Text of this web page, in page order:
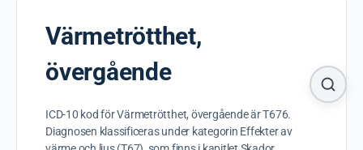
Värmetrötthet,
övergående
ICD-10 kod för Värmetrötthet, övergående är T676.
Diagnosen klassificeras under kategorin Effekter av